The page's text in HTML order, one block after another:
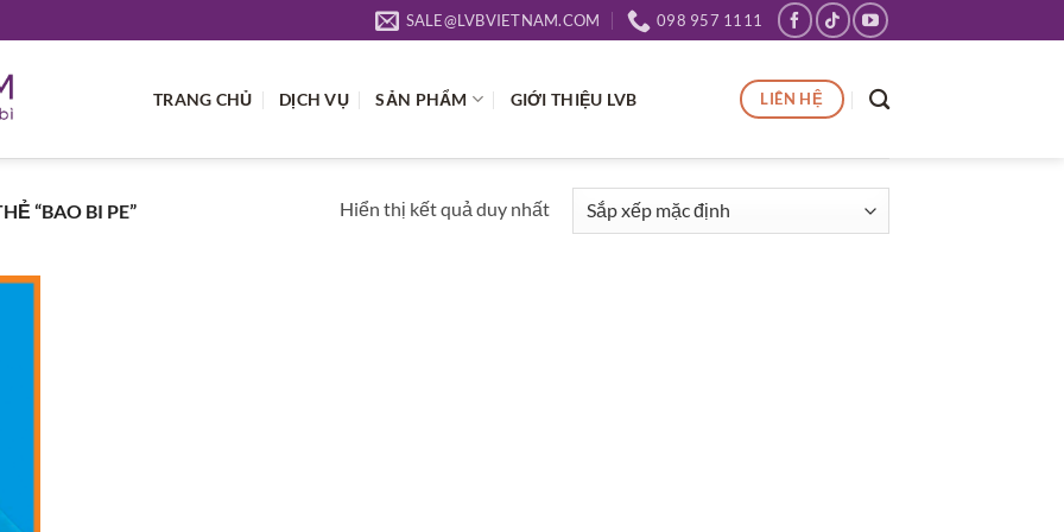
SALE@LVBVIETNAM.COM 098 957 1111
TRANG CHỦ DỊCH VỤ SẢN PHẨM GIỚI THIỆU LVB LIÊN HỆ
“BAO BI PE” Hiển thị kết quả duy nhất